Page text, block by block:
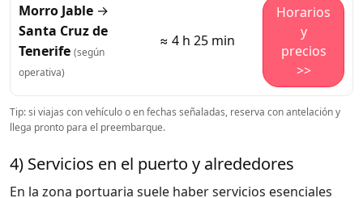
Morro Jable →
Santa Cruz de
Tenerife (según
operativa)
≈ 4 h 25 min
Horarios
y
precios
>>
Tip: si viajas con vehículo o en fechas señaladas, reserva con antelación y
llega pronto para el preembarque.
4) Servicios en el puerto y alrededores
En la zona portuaria suele haber servicios esenciales